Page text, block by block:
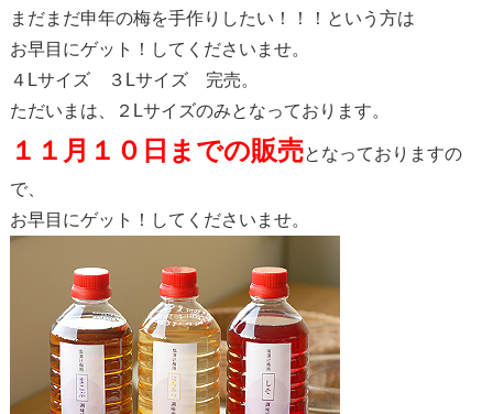
まだまだ申年の梅を手作りしたい！！！という方は
お早目にゲット！してくださいませ。
４Lサイズ ３Lサイズ 完売。
ただいまは、２Lサイズのみとなっております。
１１月１０日までの販売となっておりますの
で、
お早目にゲット！してくださいませ。